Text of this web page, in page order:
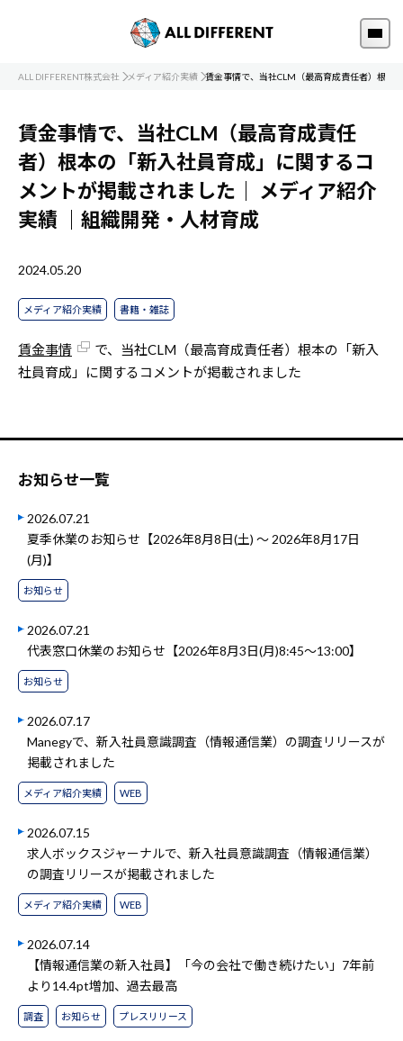
ALL DIFFERENT株式会社 メディア紹介実績 賃金事情で、当社CLM（最高育成責任者）根本
賃金事情で、当社CLM（最高育成責任
者）根本の「新入社員育成」に関するコ
メントが掲載されました｜ メディア紹介
実績
｜組織開発・人材育成
2024.05.20
メディア紹介実績 書籍・雑誌
賃金事情
で、当社CLM（最高育成責任者）根本の「新入
社員育成」に関するコメントが掲載されました
お知らせ一覧
2026.07.21
夏季休業のお知らせ【2026年8月8日(土) ～ 2026年8月17日
(月)】
お知らせ
2026.07.21
代表窓口休業のお知らせ【2026年8月3日(月)8:45～13:00】
お知らせ
2026.07.17
Manegyで、新入社員意識調査（情報通信業）の調査リリースが
掲載されました
メディア紹介実績 WEB
2026.07.15
求人ボックスジャーナルで、新入社員意識調査（情報通信業）
の調査リリースが掲載されました
メディア紹介実績 WEB
2026.07.14
【情報通信業の新入社員】「今の会社で働き続けたい」7年前
より14.4pt増加、過去最高
調査 お知らせ プレスリリース